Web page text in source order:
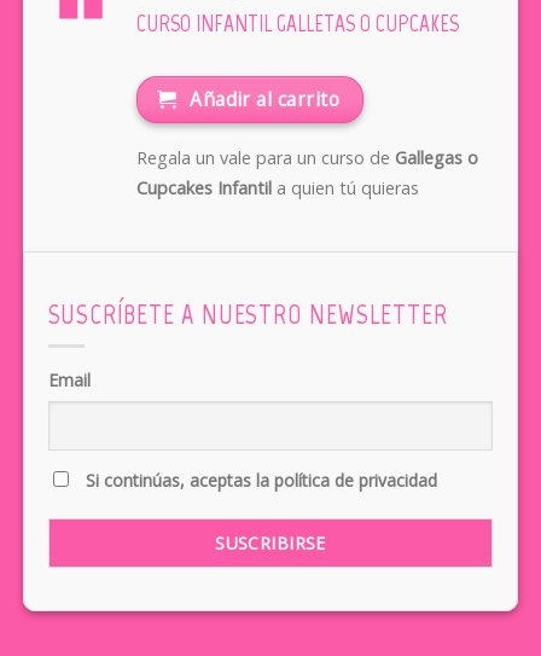
CURSO INFANTIL GALLETAS O CUPCAKES
Añadir al carrito
Regala un vale para un curso de Gallegas o
Cupcakes Infantila quien tú quieras
SUSCRÍBETE A NUESTRO NEWSLETTER
Email
Si continúas, aceptas la política de privacidad